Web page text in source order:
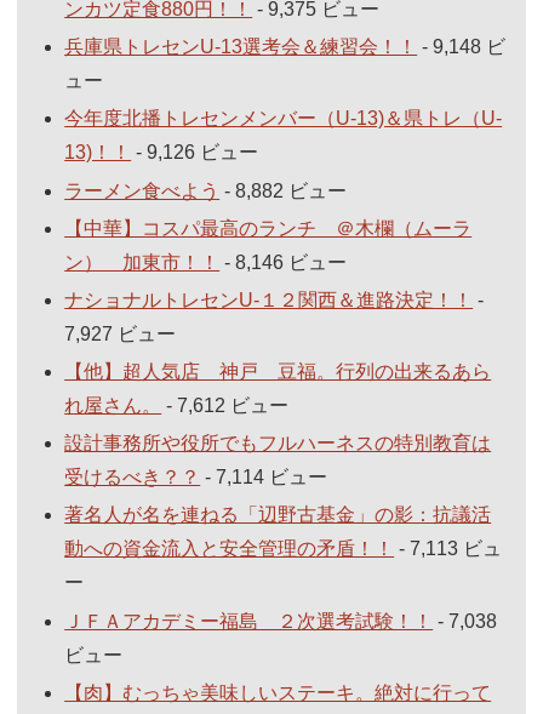
ンカツ定食880円！！
- 9,375 ビュー
兵庫県トレセンU-13選考会＆練習会！！
- 9,148 ビ
ュー
今年度北播トレセンメンバー（U-13)＆県トレ（U-
13)！！
- 9,126 ビュー
ラーメン食べよう - 8,882 ビュー
【中華】コスパ最高のランチ ＠木欄（ムーラ
ン） 加東市！！
- 8,146 ビュー
ナショナルトレセンU-１２関西＆進路決定！！
-
7,927 ビュー
【他】超人気店 神戸 豆福。行列の出来るあら
れ屋さん。
- 7,612 ビュー
設計事務所や役所でもフルハーネスの特別教育は
受けるべき？？ - 7,114 ビュー
著名人が名を連ねる「辺野古基金」の影：抗議活
動への資金流入と安全管理の矛盾！！
- 7,113 ビュ
ー
ＪＦＡアカデミー福島 ２次選考試験！！
- 7,038
ビュー
【肉】むっちゃ美味しいステーキ。絶対に行って